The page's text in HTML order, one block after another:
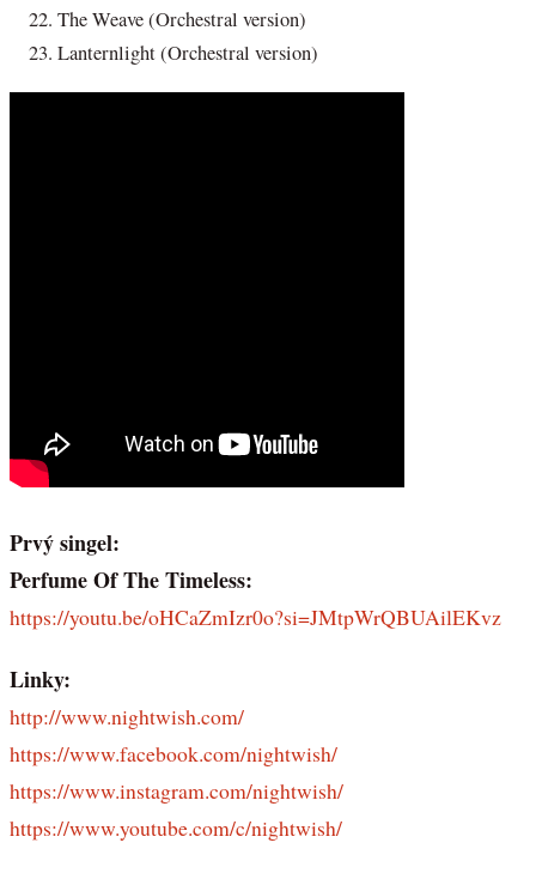
The Weave (Orchestral version)
Lanternlight (Orchestral version)
Prvý singel:
Perfume Of The Timeless:
https://youtu.be/oHCaZmIzr0o?si=JMtpWrQBUAilEKvz
Linky:
http://www.nightwish.com/
https://www.facebook.com/nightwish/
https://www.instagram.com/nightwish/
https://www.youtube.com/c/nightwish/